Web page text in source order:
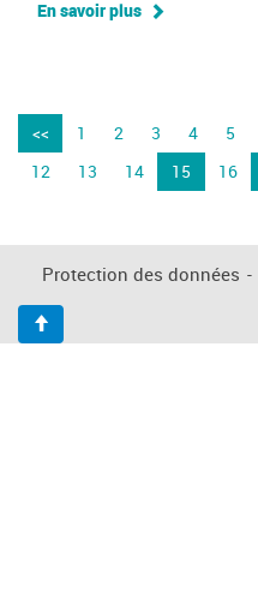
En savoir plus
<< 1 2 3 4 5
12
13 14 15 16
Protection des données -